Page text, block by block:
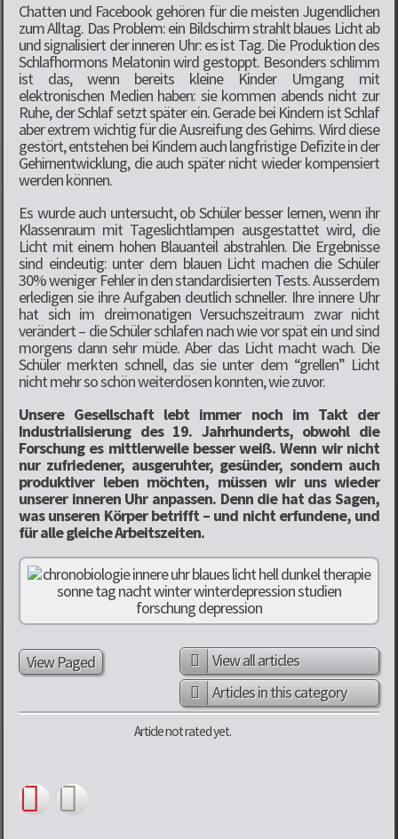
Chatten und Facebook gehören für die meisten Jugendlichen
zum Alltag. Das Problem: ein Bildschirm strahlt blaues Licht ab
und signalisiert der inneren Uhr: es ist Tag. Die Produktion des
Schlafhormons Melatonin wird gestoppt. Besonders schlimm
ist das, wenn bereits kleine Kinder Umgang mit
elektronischen Medien haben: sie kommen abends nicht zur
Ruhe, der Schlaf setzt später ein. Gerade bei Kindern ist Schlaf
aber extrem wichtig für die Ausreifung des Gehirns. Wird diese
gestört, entstehen bei Kindern auch langfristige Defizite in der
Gehirnentwicklung, die auch später nicht wieder kompensiert
werden können.
Es wurde auch untersucht, ob Schüler besser lernen, wenn ihr
Klassenraum mit Tageslichtlampen ausgestattet wird, die
Licht mit einem hohen Blauanteil abstrahlen. Die Ergebnisse
sind eindeutig: unter dem blauen Licht machen die Schüler
30% weniger Fehler in den standardisierten Tests. Ausserdem
erledigen sie ihre Aufgaben deutlich schneller. Ihre innere Uhr
hat sich im dreimonatigen Versuchszeitraum zwar nicht
verändert – die Schüler schlafen nach wie vor spät ein und sind
morgens dann sehr müde. Aber das Licht macht wach. Die
Schüler merkten schnell, das sie unter dem “grellen” Licht
nicht mehr so schön weiterdösen konnten, wie zuvor.
Unsere Gesellschaft lebt immer noch im Takt der
Industrialisierung des 19. Jahrhunderts, obwohl die
Forschung es mittlerweile besser weiß. Wenn wir nicht
nur zufriedener, ausgeruhter, gesünder, sondern auch
produktiver leben möchten, müssen wir uns wieder
unserer inneren Uhr anpassen. Denn die hat das Sagen,
was unseren Körper betrifft – und nicht erfundene, und
für alle gleiche Arbeitszeiten.
View Paged
View all articles
Articles in this category
Article not rated yet.